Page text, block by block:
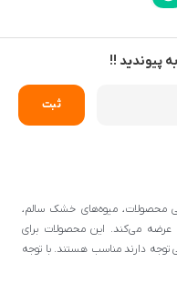
پیوندید !!
محصولات، میوه‌های خشک سالم،
می‌کند. این محصولات برای
توجه دارند مناسب هستند. با توجه
استفاده می‌شود، می‌توانند